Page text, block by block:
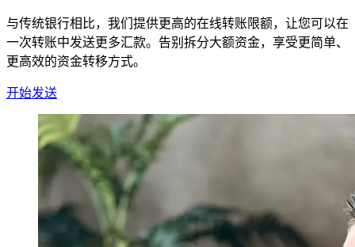
与传统银行相比，我们提供更高的在线转账限额，让您可以在
一次转账中发送更多汇款。告别拆分大额资金，享受更简单、
更高效的资金转移方式。
开始发送